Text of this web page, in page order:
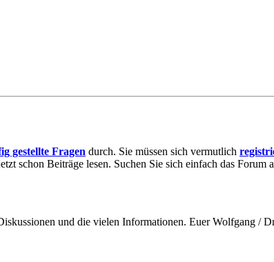
gestellte Fragen durch. Sie müssen sich vermutlich
schon Beiträge lesen. Suchen Sie sich einfach das Forum
und die vielen Informationen. Euer Wolfgang /